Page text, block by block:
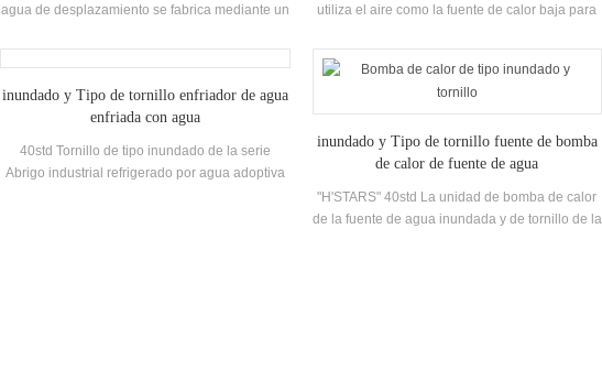
agua de desplazamiento se fabrica mediante un
control electrónico, y está equipado con
eficiencia Intercambiador de calor espiral
utiliza el aire como la fuente de calor baja para
eficiente y ambientalmente amigable.
inundado y Tipo de tornillo enfriador de agua
enfriada con agua
40std Tornillo de tipo inundado de la serie
Abrigo industrial refrigerado por agua adoptiva
inundado y Tipo de tornillo fuente de bomba
de calor de fuente de agua
"H'STARS" 40std La unidad de bomba de calor
de la fuente de agua inundada y de tornillo de la